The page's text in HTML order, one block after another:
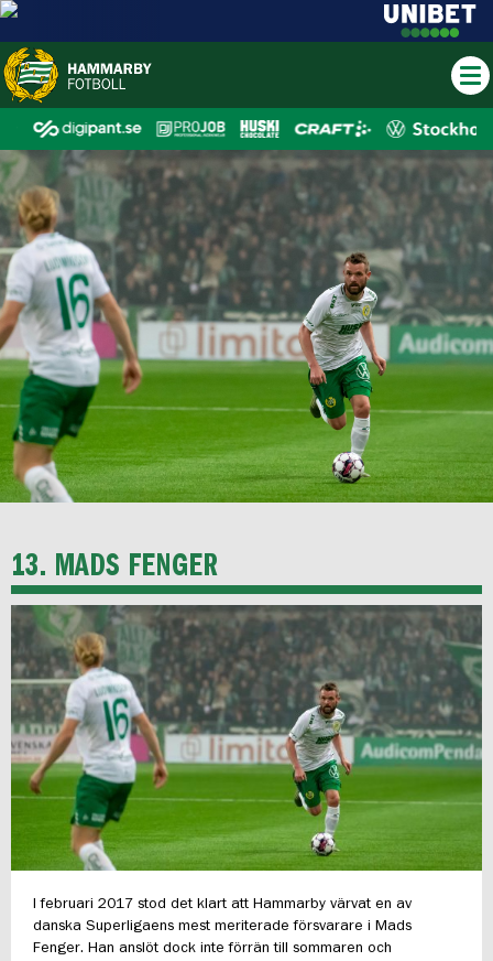
13. MADS FENGER
I februari 2017 stod det klart att Hammarby värvat en av
danska Superligaens mest meriterade försvarare i Mads
Fenger. Han anslöt dock inte förrän till sommaren och